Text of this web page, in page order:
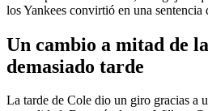
los Yankees convirtió en una sentencia
Un cambio a mitad de
demasiado tarde
La tarde de Cole dio un giro gracias a